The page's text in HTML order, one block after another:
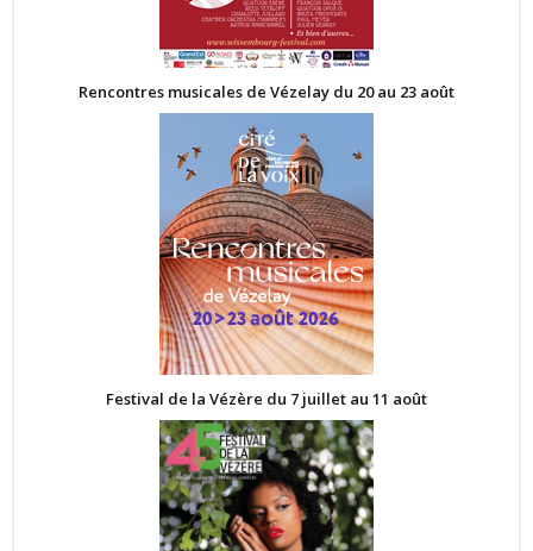
Rencontres musicales de Vézelay du 20 au 23 août
Festival de la Vézère du 7 juillet au 11 août